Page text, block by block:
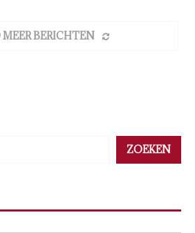
BERICHTEN
ZOEKEN